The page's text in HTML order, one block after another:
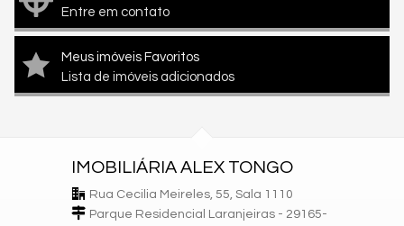
Entre em contato
Meus imóveis Favoritos
Lista de imóveis adicionados
IMOBILIÁRIA ALEX TONGO
Rua Cecilia Meireles, 55, Sala 1110
Parque Residencial Laranjeiras - 29165-